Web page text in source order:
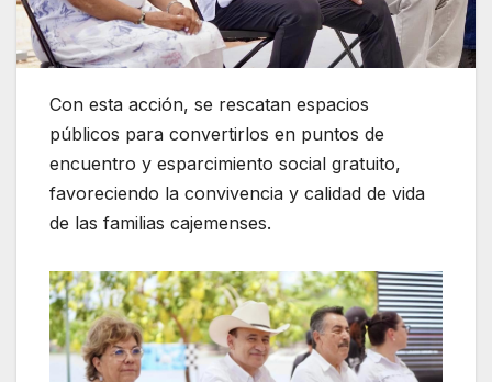
Con esta acción, se rescatan espacios
públicos para convertirlos en puntos de
encuentro y esparcimiento social gratuito,
favoreciendo la convivencia y calidad de vida
de las familias cajemenses.